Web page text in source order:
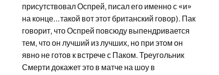
присутствовал Оспрей, писал его именно с «и»
на конце…такой вот этот британский говор). Пак
говорит, что Оспрей повсюду выпендривается
тем, что он лучший из лучших, но при этом он
явно не готов к встрече с Паком. Треугольник
Смерти докажет это в матче на шоу в